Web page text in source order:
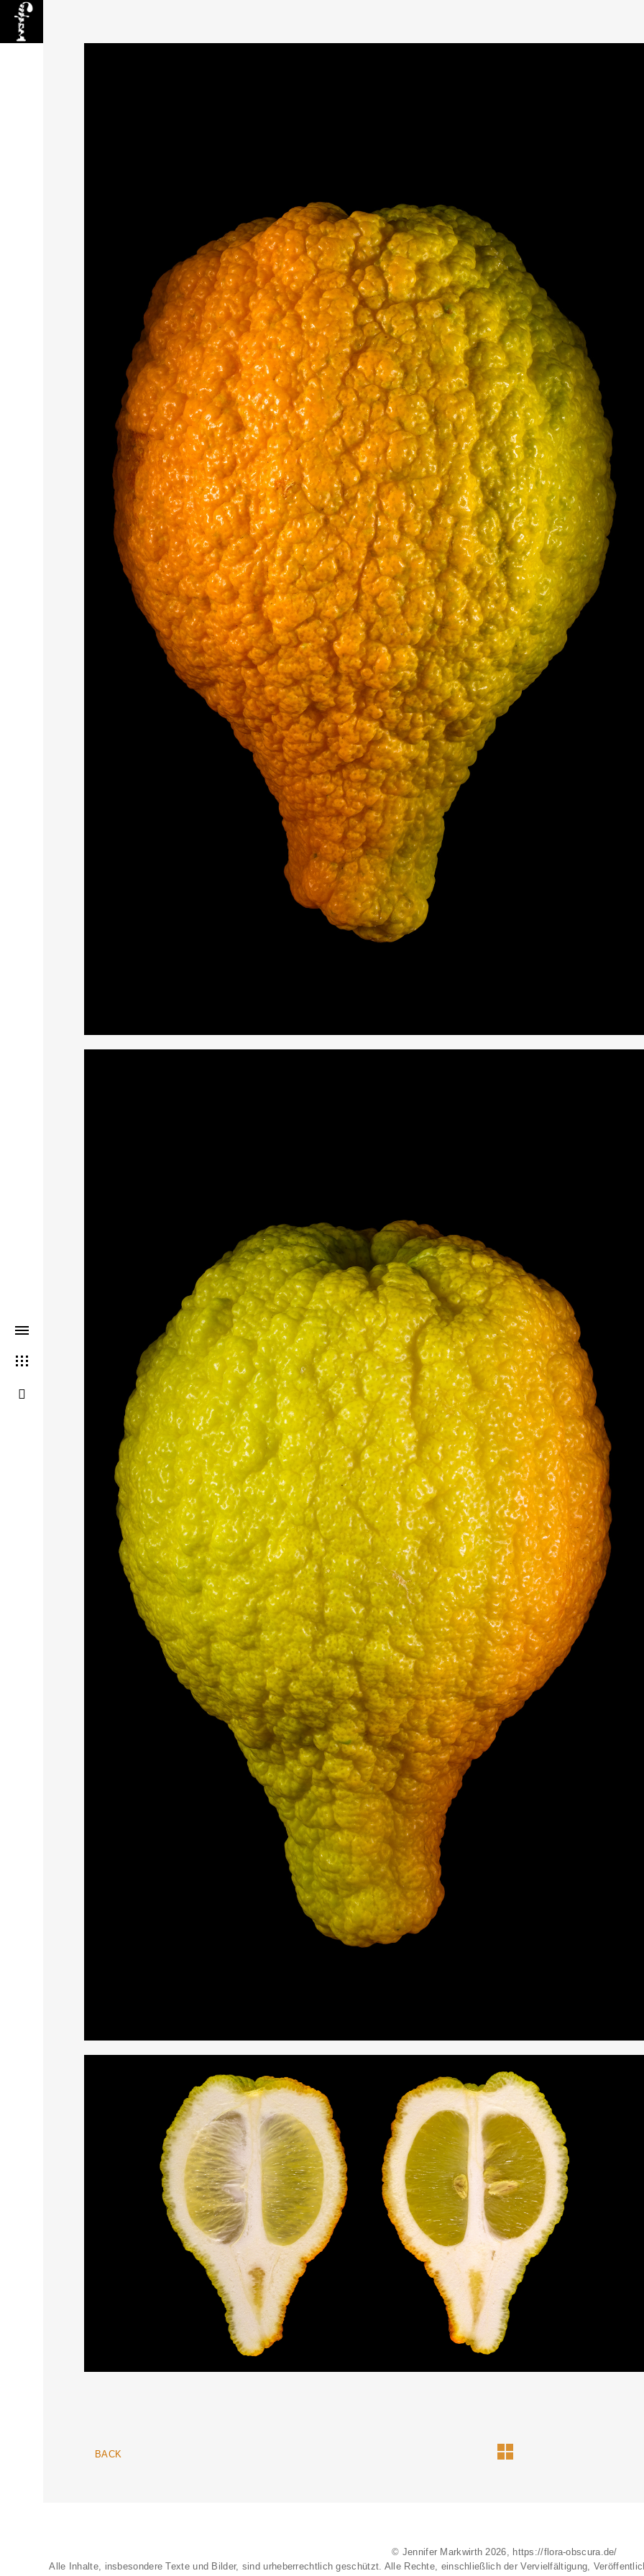
THIS SEARCH BAR ONLY WORKS IN THE GERMAN VERSION OF THE WEBSITE! NON-GERMAN
THE WELCOME PAGE.
BACK
© Jennifer Markwirth 2026, https://flora-obscura.de/
Alle Inhalte, insbesondere Texte und Bilder, sind urheberrechtlich geschützt. Alle Rechte, einschließlich der Vervielfältigung,